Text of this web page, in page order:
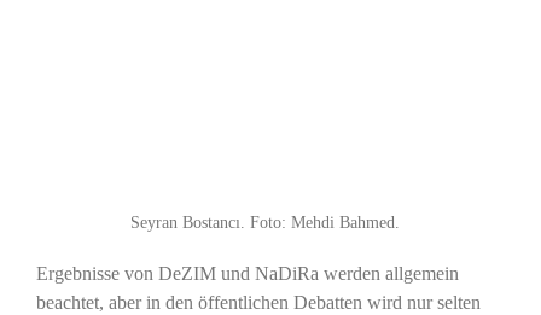
Seyran Bostancı. Foto: Mehdi Bahmed.
Ergebnisse von DeZIM und NaDiRa werden allgemein
beachtet, aber in den öffentlichen Debatten wird nur selten